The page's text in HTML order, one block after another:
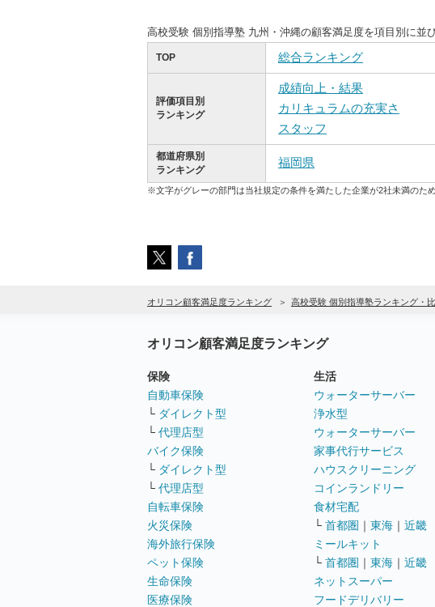
高校受験 個別指導塾 九州・沖縄の顧客満足度を項目別に並
TOP 総合ランキング
評価項目別
ランキング
成績向上・結果
カリキュラムの充実さ
スタッフ
都道府県別
ランキング
福岡県
※文字がグレーの部門は当社規定の条件を満たした企業が2社未満のた
オリコン顧客満足度ランキング 高校受験 個別指導塾ランキング・
オリコン顧客満足度ランキング
保険
自動車保険
└ ダイレクト型
└ 代理店型
バイク保険
└ ダイレクト型
└ 代理店型
自転車保険
火災保険
海外旅行保険
ペット保険
生命保険
医療保険
生活
ウォーターサーバー
浄水型
ウォーターサーバー
家事代行サービス
ハウスクリーニング
コインランドリー
食材宅配
└ 首都圏 ｜ 東海 ｜ 近畿
ミールキット
└ 首都圏 ｜ 東海 ｜ 近畿
ネットスーパー
フードデリバリー